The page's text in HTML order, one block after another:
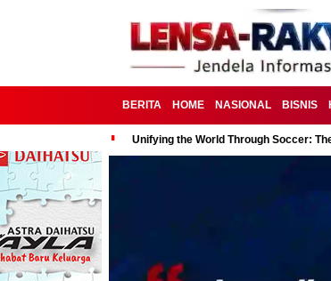
BERITA HOME NASIONAL BISNIS
Unifying the World Through Soccer: